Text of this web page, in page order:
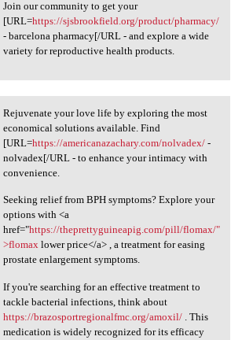
Join our community to get your
[URL=https://sjsbrookfield.org/product/pharmacy/
- barcelona pharmacy[/URL - and explore a wide
variety for reproductive health products.
your love life by
Rejuvenate your love life by exploring the most
economical solutions available. Find
[URL=https://americanazachary.com/nolvadex/-
nolvadex[/URL - to enhance your intimacy with
convenience.
Seeking relief from BPH symptoms? Explore your
options with <a
href="https://theprettyguineapig.com/pill/flomax/"
>flomaxlower price</a> , a treatment for easing
prostate enlargement symptoms.
If you're searching for an effective treatment to
tackle bacterial infections, think about
https://brazosportregionalfmc.org/amoxil/. This
medication is widely recognized for its efficacy